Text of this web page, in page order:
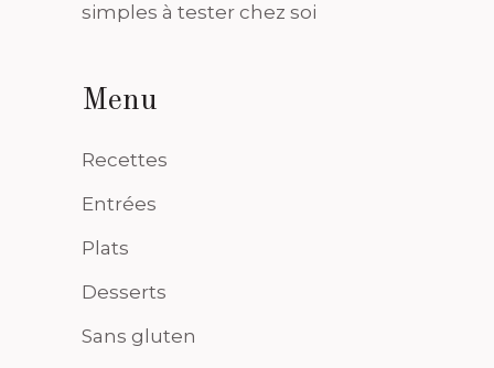
simples à tester chez soi
Menu
Recettes
Entrées
Plats
Desserts
Sans gluten